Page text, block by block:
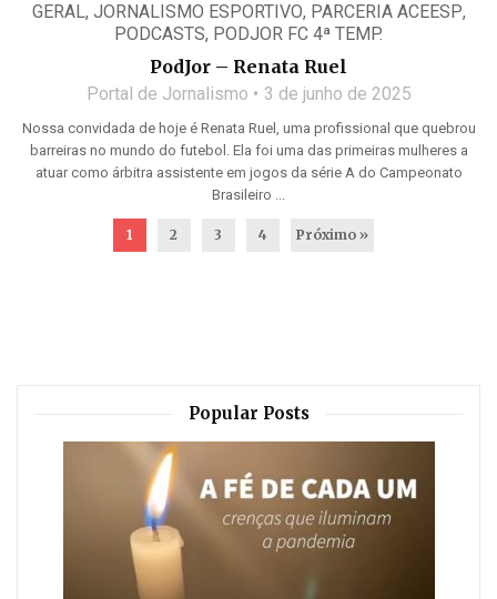
GERAL, JORNALISMO ESPORTIVO, PARCERIA ACEESP,
PODCASTS, PODJOR FC 4ª TEMP.
PodJor – Renata Ruel
Portal de Jornalismo 3 de junho de 2025
Nossa convidada de hoje é Renata Ruel, uma profissional que quebrou
barreiras no mundo do futebol. Ela foi uma das primeiras mulheres a
atuar como árbitra assistente em jogos da série A do Campeonato
Brasileiro ...
1 2 3 4 Próximo »
Popular Posts